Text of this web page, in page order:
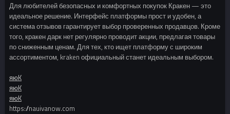
Для любителей безопасных и комфортных покупок Кракен — это
идеальное решение. Интерфейс платформы прост и удобен, а
система отзывов гарантирует выбор проверенных продавцов. Кроме
того, кракен дарк нет регулярно проводит акции, предлагая товары
по сниженным ценам. Для тех, кто ищет платформу с широким
ассортиментом, kraken официальный станет идеальным выбором.
яюK
яюK
яюK
https://nauivanow.com